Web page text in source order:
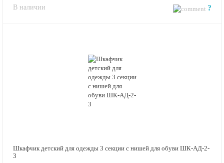
В наличии ?
Шкафчик детский для одежды 3 секции с нишей для обуви ШК-АД-2-
3